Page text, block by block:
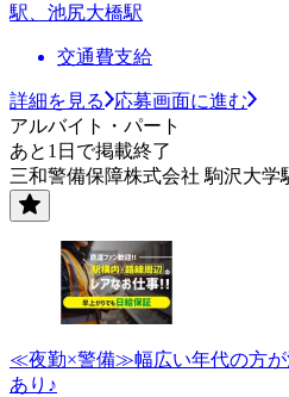
駅、池尻大橋駅
交通費支給
詳細を見る
応募画面に進む
アルバイト・パート
あと1日で掲載終了
三和警備保障株式会社 駒沢大
≪夜勤×警備≫幅広い年代の方が
あり♪